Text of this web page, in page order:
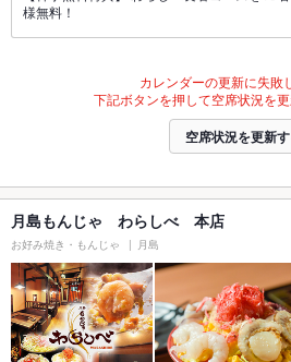
様無料！
カレンダーの更新に失敗
下記ボタンを押して空席状況を更
空席状況を更新
月島もんじゃ わらしべ 本店
お好み焼き・もんじゃ 月島